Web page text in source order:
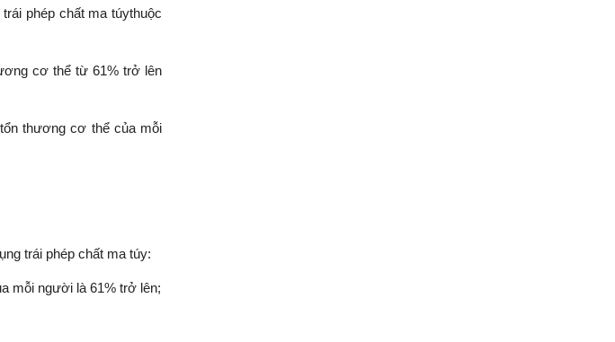
phép chất ma túythuộc
cơ thể từ 61% trở lên
thương cơ thể của mỗi
trái phép chất ma túy:
mỗi người là 61% trở lên;